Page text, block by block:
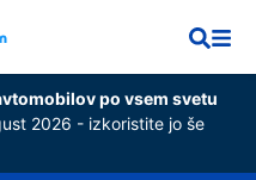
po vsem svetu
2026 - izkoristite jo še